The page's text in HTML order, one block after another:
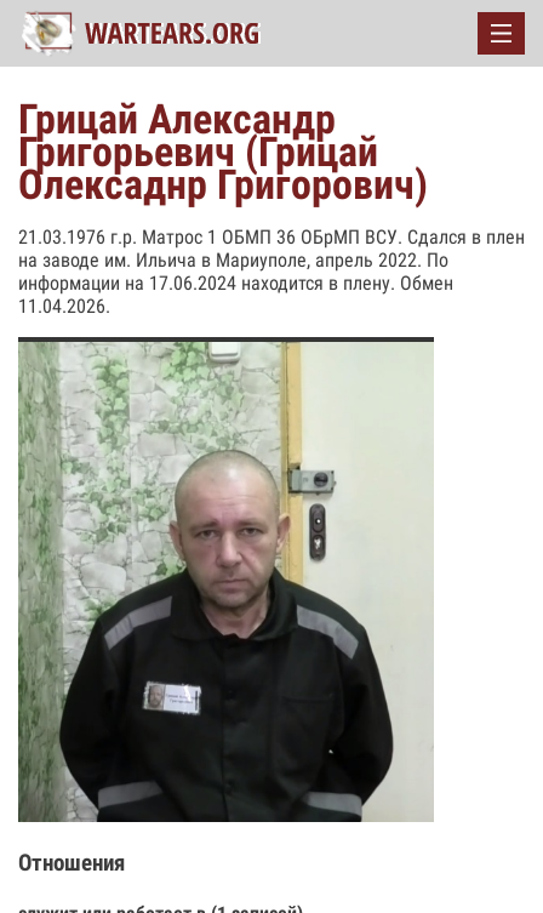
Грицай Александр
Григорьевич (Грицай
Олексаднр Григорович)
21.03.1976 г.р. Матрос 1 ОБМП 36 ОБрМП ВСУ. Сдался в плен
на заводе им. Ильича в Мариуполе, апрель 2022. По
информации на 17.06.2024 находится в плену. Обмен
11.04.2026.
Отношения